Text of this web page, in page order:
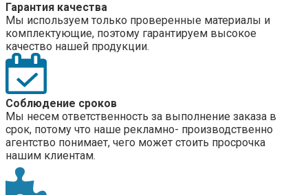
Гарантия качества
Мы используем только проверенные материалы и
комплектующие, поэтому гарантируем высокое
качество нашей продукции.
Соблюдение сроков
Мы несем ответственность за выполнение заказа в
срок, потому что наше рекламно- производственно
агентство понимает, чего может стоить просрочка
нашим клиентам.